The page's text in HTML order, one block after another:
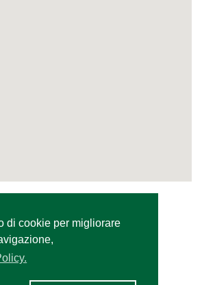
di cookie per migliorare